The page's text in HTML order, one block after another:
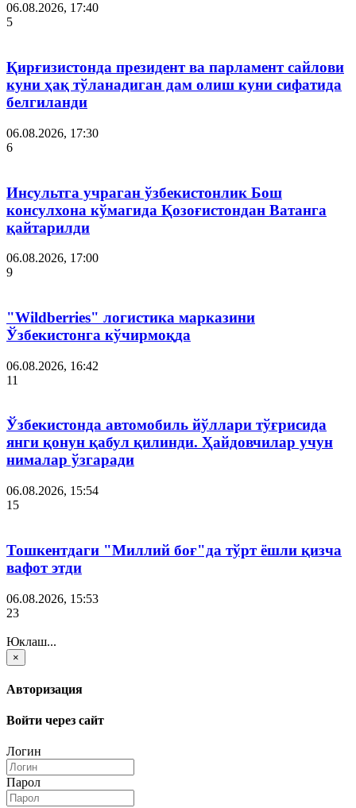
06.08.2026, 17:40
5
Қирғизистонда президент ва парламент сайлови
куни ҳақ тўланадиган дам олиш куни сифатида
белгиланди
06.08.2026, 17:30
6
Инсультга учраган ўзбекистонлик Бош
консулхона кўмагида Қозоғистондан Ватанга
қайтарилди
06.08.2026, 17:00
9
"Wildberries" логистика марказини
Ўзбекистонга кўчирмоқда
06.08.2026, 16:42
11
Ўзбекистонда автомобиль йўллари тўғрисида
янги қонун қабул қилинди. Ҳайдовчилар учун
нималар ўзгаради
06.08.2026, 15:54
15
Тошкентдаги "Миллий боғ"да тўрт ёшли қизча
вафот этди
06.08.2026, 15:53
23
Юклаш...
×
Авторизация
Войти через сайт
Логин
Парол